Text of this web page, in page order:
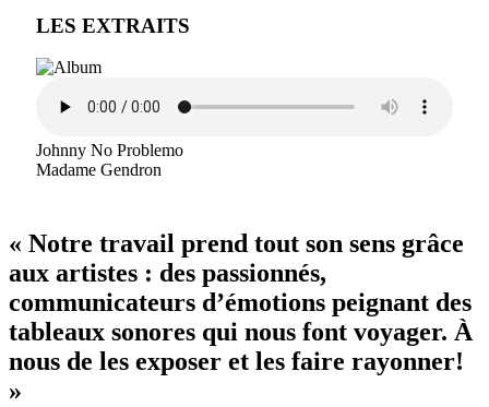
LES EXTRAITS
Johnny No Problemo
Madame Gendron
« Notre travail prend tout son sens grâce
aux artistes : des passionnés,
communicateurs d’émotions peignant des
tableaux sonores qui nous font voyager. À
nous de les exposer et les faire rayonner!
»